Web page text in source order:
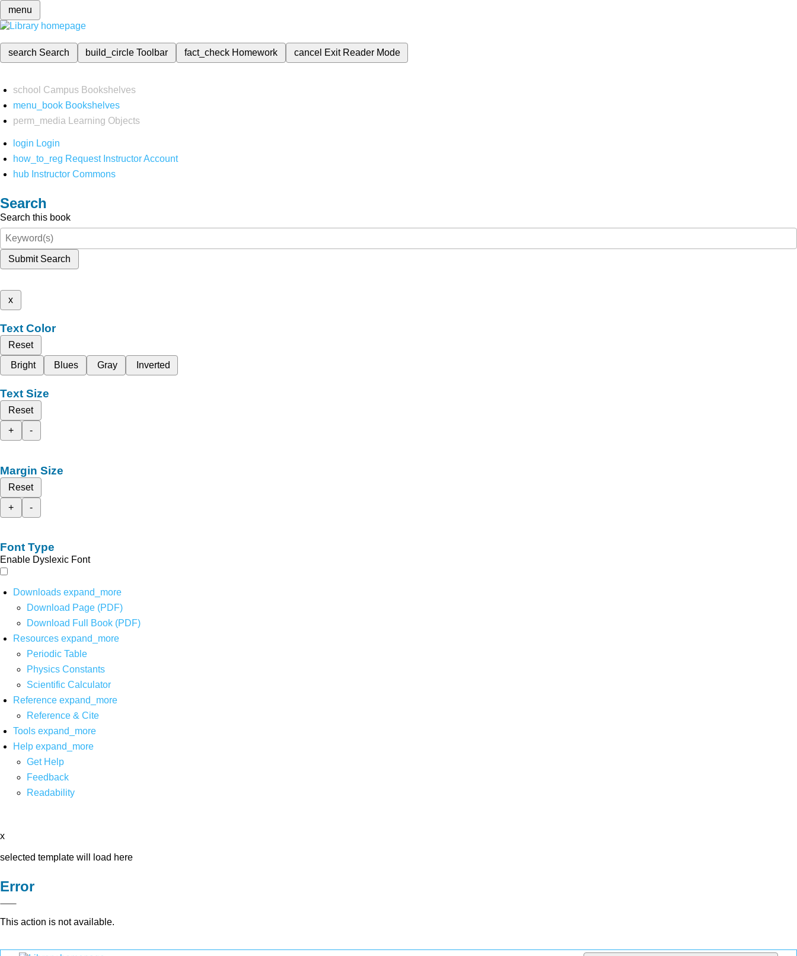
menu
search Search build_circleToolbar fact_check Homework cancel Exit Reader Mode
school Campus Bookshelves
menu_book Bookshelves
perm_media
Learning Objects
login Login
how_to_reg Request Instructor Account
hub Instructor Commons
Search
Search this book
Submit Search
x
Text Color
Reset
Bright
Blues Gray Inverted
Text Size
Reset
+
-
Margin Size
Reset
+
-
Font Type
Enable Dyslexic Font
Downloads expand_more
Download Page (PDF)
Download Full Book (PDF)
Resources expand_more
Periodic Table
Physics Constants
Scientific Calculator
Reference expand_more
Reference & Cite
Tools expand_more
Help expand_more
Get Help
Feedback
Readability
x
selected template will load here
Error
This action is not available.